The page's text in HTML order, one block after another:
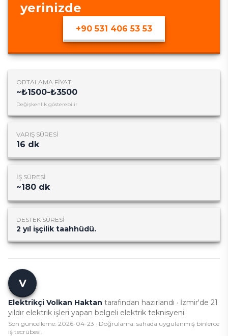
yerinizde
+90 531 406 53 53
ORTALAMA FIYAT
~₺1500-₺3500
Değişkenlik gösterebilir
VARIŞ SÜRESI
16 dk
İŞ SÜRESI
~180 dk
DESTEK SÜRESI
2 yıl işçilik taahhüdü.
V
Elektrikçi Volkan Haktan tarafından hazırlandı · İzmir'de 21
yıldır elektrik işleri yapan belgeli elektrik teknisyeni.
Son güncelleme: 2026-04-23 · Doğrulama: sahada uygulanmış binlerce
iş tecrübesi.